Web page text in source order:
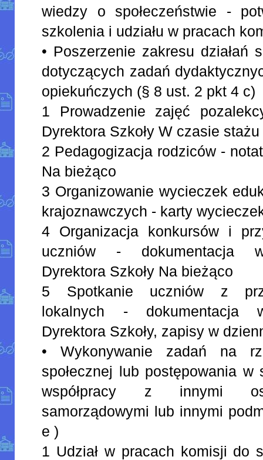
wiedzy o społeczeństwie -
szkolenia i udziału w pracach
• Poszerzenie zakresu działań
dotyczących zadań
opiekuńczych (§ 8 ust. 2 pkt 4 c)
1 Prowadzenie zajęć
Dyrektora Szkoły W czasie stażu
2 Pedagogizacja rodziców -
Na bieżąco
3 Organizowanie wycieczek
krajoznawczych - karty
4 Organizacja konkursów i
uczniów - dokumentacja
Dyrektora Szkoły Na bieżąco
5 Spotkanie uczniów z
lokalnych - dokumentacja
Dyrektora Szkoły, zapisy w
• Wykonywanie zadań na
społecznej lub postępowania
współpracy z innymi
samorządowymi lub innymi
e )
1 Udział w pracach komisji do